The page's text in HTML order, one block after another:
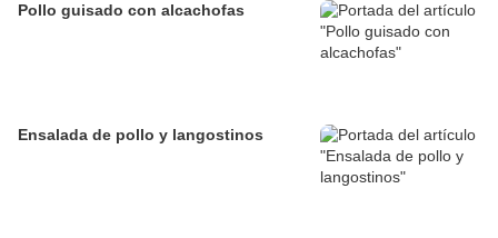
Pollo guisado con alcachofas
Ensalada de pollo y langostinos